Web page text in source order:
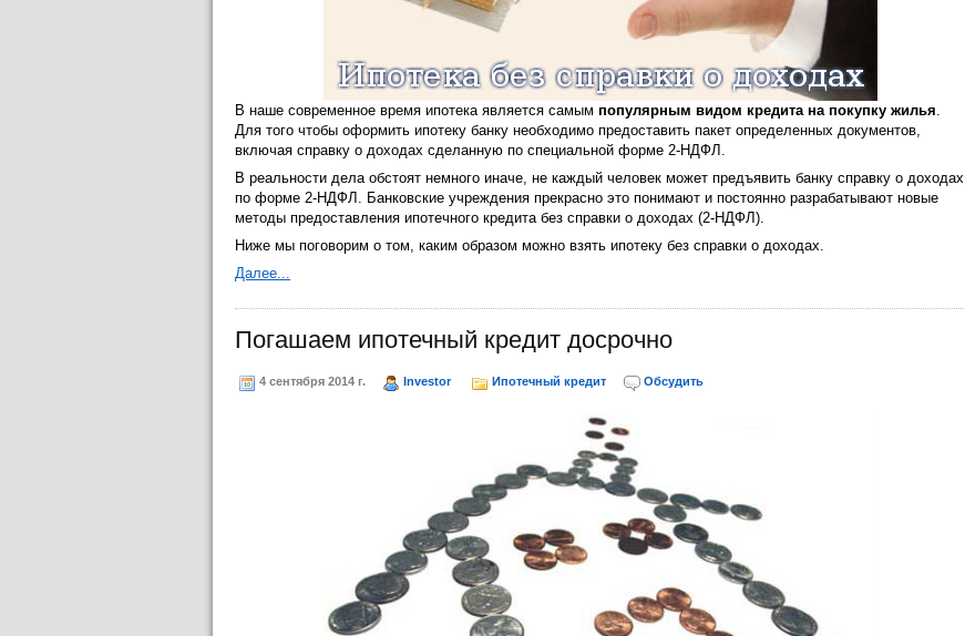
В наше современное время ипотека является самым популярным видом кредита на покупку жилья.
Для того чтобы оформить ипотеку банку необходимо предоставить пакет определенных документов,
включая справку о доходах сделанную по специальной форме 2-НДФЛ.
В реальности дела обстоят немного иначе, не каждый человек может предъявить банку справку о доходах
по форме 2-НДФЛ. Банковские учреждения прекрасно это понимают и постоянно разрабатывают новые
методы предоставления ипотечного кредита без справки о доходах (2-НДФЛ).
Ниже мы поговорим о том, каким образом можно взять ипотеку без справки о доходах.
Далее...
Погашаем ипотечный кредит досрочно
4 сентября 2014 г. Investor Ипотечный кредит Обсудить